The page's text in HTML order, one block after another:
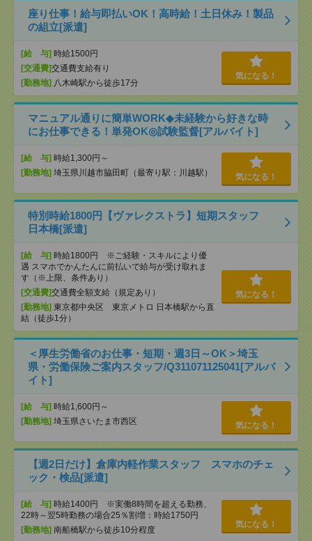
座り仕事！給与即払いOK！高時給！土日休み！製品
の組立[派遣]
[給 与] 時給1500円
[交通費]交通費支給有り
[勤務地] 八木崎駅から徒歩17分
気になる！
マニュアル通りに簡単WORK◆未経験から好きな時
にお仕事できる！単発OK◎試験監督[アルバイト]
[給 与] 時給1,300円～
[勤務地] 埼玉県川越市脇田町（最寄り駅：川越駅） 気になる！
特別時給1800円【ヴァレクストラ】短期スタッフ
日本橋[派遣]
[給 与] 時給1800円 ※ご経験・スキルにより優
遇 スマホでかんたんに前払いで給与が受け取れま
す（※上限、条件あり）
[交通費]交通費全額支給（規定あり）
[勤務地] 東京都中央区 東京メトロ 日本橋駅から直
結（徒歩1分）
気になる！
＜厚生労働省のお仕事・短期・週3日～OK＞埼玉
県・労働保険ご案内スタッフ/Q311071125041[アルバ
イト]
[給 与] 時給1,600円～
[勤務地] 埼玉県さいたま市西区 気になる！
【週2日だけ】倉庫内軽作業スタッフ スマホのチェ
ック・検品[派遣]
[給 与] 時給1400円 ※実働8時間を超える勤務、
22時～翌5時勤務の場合25％割増：時給1750円
[勤務地] 南船橋駅から徒歩10分程度
気になる！